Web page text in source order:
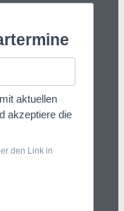
aktuellen
akzeptiere die
den Link in